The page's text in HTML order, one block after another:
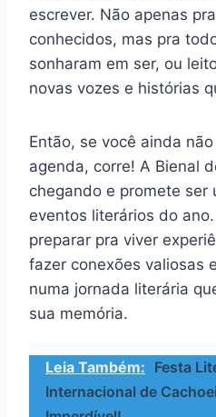
escrever. Não apenas
conhecidos, mas pra
sonharam em ser, ou
novas vozes e histórias
Então, se você ainda
agenda, corre! A Bienal
chegando e promete ser
eventos literários do
preparar pra viver
fazer conexões valiosas
numa jornada literária
sua memória.
Leia Também: Festa
Internacional de